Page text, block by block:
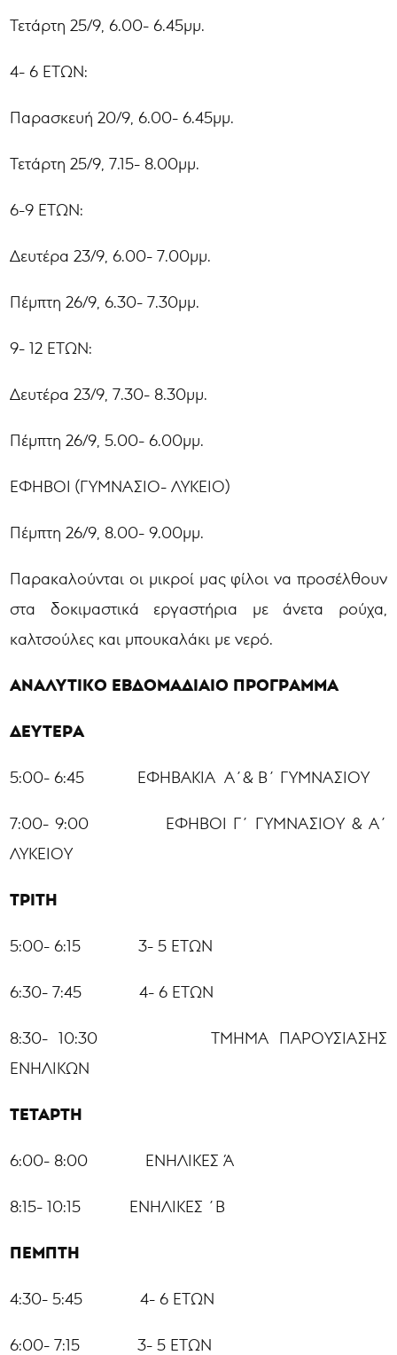
Τετάρτη 25/9, 6.00- 6.45μμ.
4- 6 ΕΤΩΝ:
Παρασκευή 20/9, 6.00- 6.45μμ.
Τετάρτη 25/9, 7.15- 8.00μμ.
6-9 ΕΤΩΝ:
Δευτέρα 23/9, 6.00- 7.00μμ.
Πέμπτη 26/9, 6.30- 7.30μμ.
9- 12 ΕΤΩΝ:
Δευτέρα 23/9, 7.30- 8.30μμ.
Πέμπτη 26/9, 5.00- 6.00μμ.
ΕΦΗΒΟΙ (ΓΥΜΝΑΣΙΟ- ΛΥΚΕΙΟ)
Πέμπτη 26/9, 8.00- 9.00μμ.
Παρακαλούνται οι μικροί μας φίλοι να προσέλθουν
στα δοκιμαστικά εργαστήρια με άνετα ρούχα,
καλτσούλες και μπουκαλάκι με νερό.
ΑΝΑΛΥΤΙΚΟ ΕΒΔΟΜΑΔΙΑΙΟ ΠΡΟΓΡΑΜΜΑ
ΔΕΥΤΕΡΑ
5:00- 6:45 ΕΦΗΒΑΚΙΑ Α΄& Β΄ ΓΥΜΝΑΣΙΟΥ
7:00- 9:00 ΕΦΗΒΟΙ Γ΄ ΓΥΜΝΑΣΙΟΥ & Α΄
ΛΥΚΕΙΟΥ
ΤΡΙΤΗ
5:00- 6:15 3- 5 ΕΤΩΝ
6:30- 7:45 4- 6 ΕΤΩΝ
8:30- 10:30 ΤΜΗΜΑ ΠΑΡΟΥΣΙΑΣΗΣ
ΕΝΗΛΙΚΩΝ
ΤΕΤΑΡΤΗ
6:00- 8:00 ΕΝΗΛΙΚΕΣ Ά
8:15- 10:15 ΕΝΗΛΙΚΕΣ ΄Β
ΠΕΜΠΤΗ
4:30- 5:45 4- 6 ΕΤΩΝ
6:00- 7:15 3- 5 ΕΤΩΝ